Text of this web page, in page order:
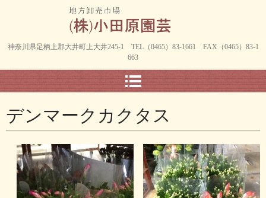
神奈川県足柄上郡大井町上大井245-1 TEL（0465）83-1661 FAX（0465）83-1
663
デンマークカクタス